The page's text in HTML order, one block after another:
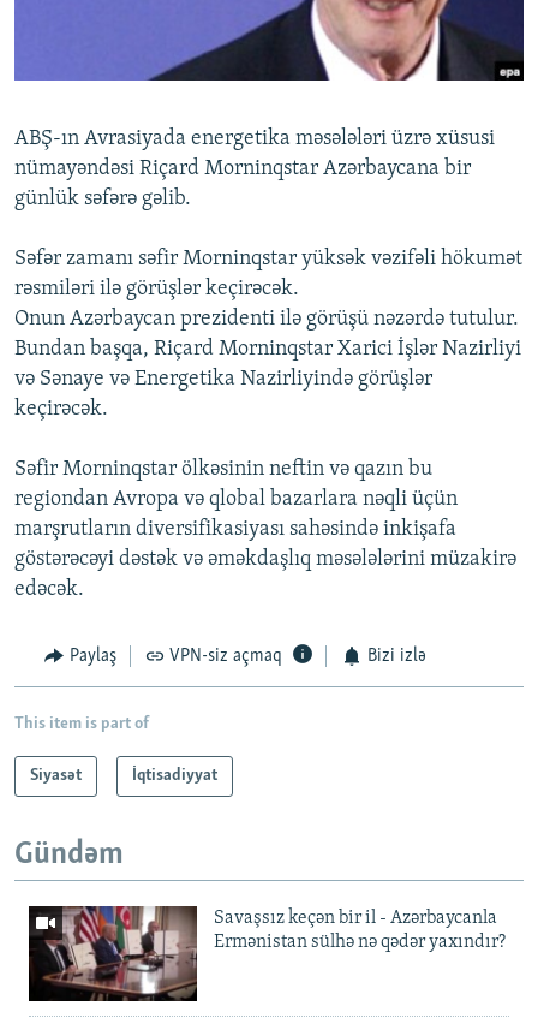
AZƏRBAYCAN ƏDƏBIYYATI KITABXANASI
İSLAM VƏ DEMOKRATIYA
PEŞƏ ETIKASI VƏ JURNALISTIKA STANDARTLARIMIZ
AZADLIQRADIOSU MOBIL TELEFONUNUZDA
BIZIMLƏ ƏLAQƏ
RFE/RL-in bütün saytları
ABŞ-ın Avrasiyada energetika məsələləri üzrə xüsusi
nümayəndəsi Riçard Morninqstar Azərbaycana bir
günlük səfərə gəlib.
Səfər zamanı səfir Morninqstar yüksək vəzifəli hökumət
rəsmiləri ilə görüşlər keçirəcək.
Onun Azərbaycan prezidenti ilə görüşü nəzərdə tutulur.
Bundan başqa, Riçard Morninqstar Xarici İşlər Nazirliyi
və Sənaye və Energetika Nazirliyində görüşlər
keçirəcək.
Səfir Morninqstar ölkəsinin neftin və qazın bu
regiondan Avropa və qlobal bazarlara nəqli üçün
marşrutların diversifikasiyası sahəsində inkişafa
göstərəcəyi dəstək və əməkdaşlıq məsələlərini müzakirə
edəcək.
Paylaş VPN-siz açmaq Bizi izlə
This item is part of
Siyasət İqtisadiyyat
Gündəm
Savaşsız keçən bir il - Azərbaycanla
Ermənistan sülhə nə qədər yaxındır?